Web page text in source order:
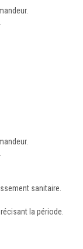
sanitaire.
la période.